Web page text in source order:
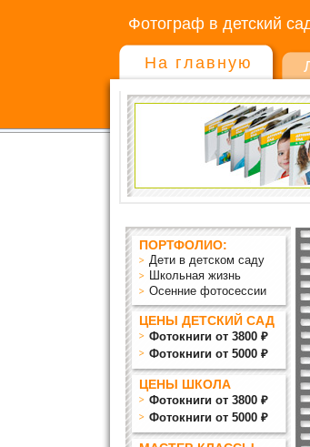
Фотограф в детский
На главную
ПОРТФОЛИО:
Дети в детском саду
Школьная жизнь
Осенние фотосессии
ЦЕНЫ ДЕТСКИЙ САД
Фотокниги от 3800 ₽
Фотокниги от 5000 ₽
ЦЕНЫ ШКОЛА
Фотокниги от 3800 ₽
Фотокниги от 5000 ₽